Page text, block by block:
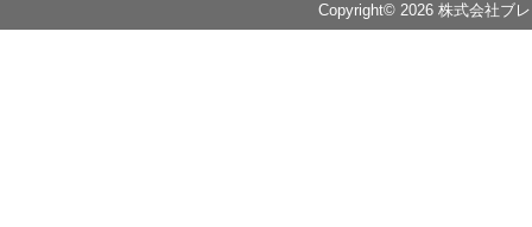
Copyright© 2026 株式会社ブ